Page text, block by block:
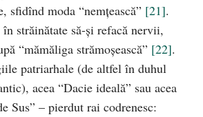
sfidînd moda “nemţească” [21].
străinătate să-şi refacă nervii,
“mămăliga strămoşească” [22].
patriarhale (de altfel în duhul
acea “Dacie ideală” sau acea
Sus” – pierdut rai codrenesc: